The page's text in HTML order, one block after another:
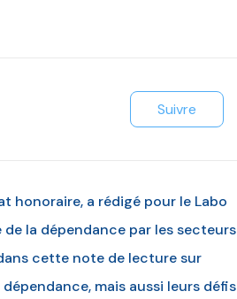
Suivre
honoraire, a rédigé pour le Labo
la dépendance par les secteurs
cette note de lecture sur
mais aussi leurs défis